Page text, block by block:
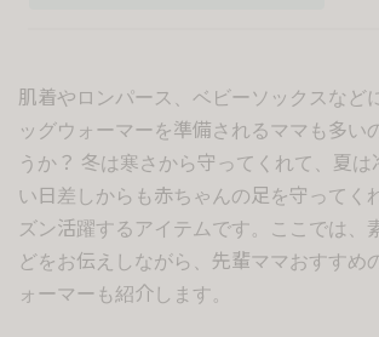
自律して助産ケアを実践できると
呼称です。
肌着やロンパース、ベビーソックスなど
ッグウォーマーを準備されるママも多い
うか？ 冬は寒さから守ってくれて、夏は
い日差しからも赤ちゃんの足を守ってく
ズン活躍するアイテムです。ここでは、
どをお伝えしながら、先輩ママおすすめ
ォーマーも紹介します。